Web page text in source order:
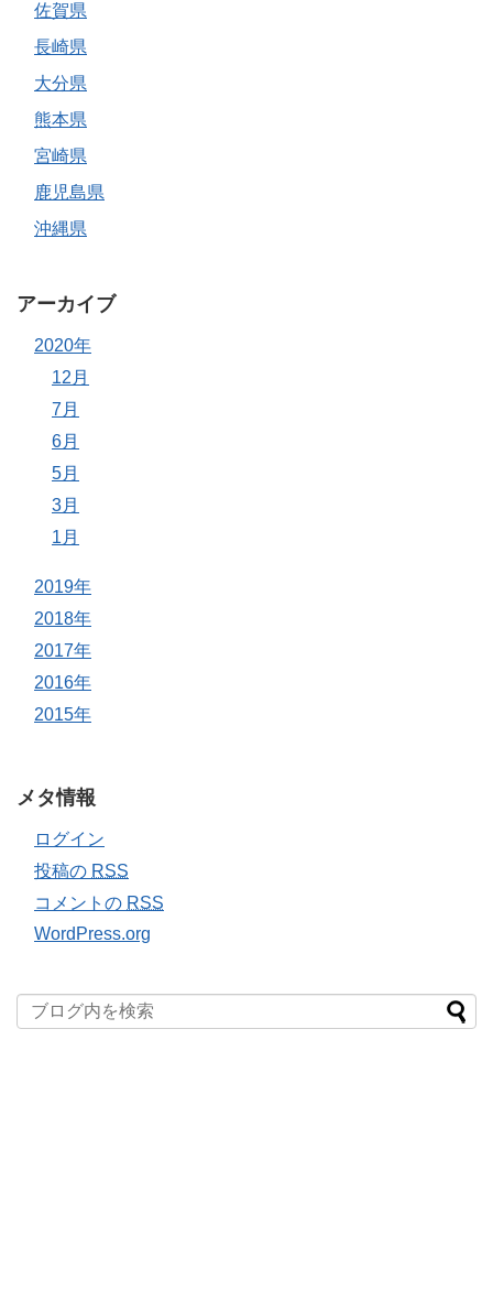
佐賀県
長崎県
大分県
熊本県
宮崎県
鹿児島県
沖縄県
アーカイブ
2020年
12月
7月
6月
5月
3月
1月
2019年
2018年
2017年
2016年
2015年
メタ情報
ログイン
投稿の RSS
コメントの RSS
WordPress.org